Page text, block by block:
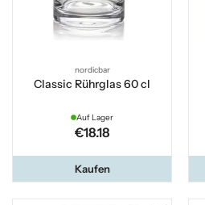
nordicbar
Classic Rührglas 60 cl
Auf Lager
€18.18
Kaufen